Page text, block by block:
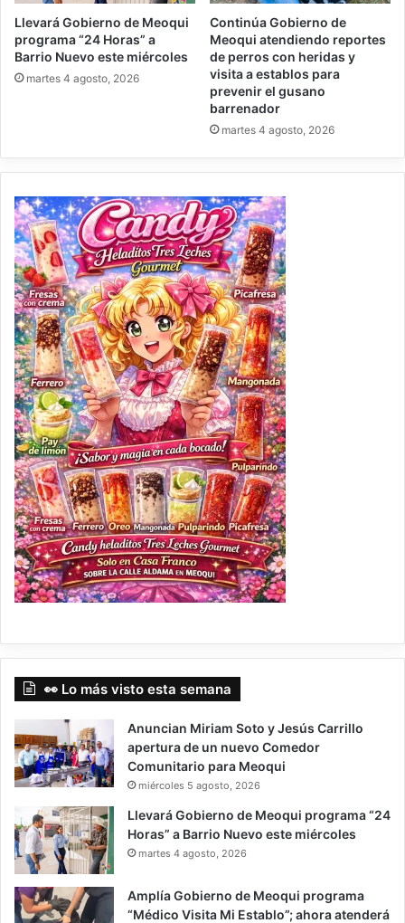
Llevará Gobierno de Meoqui
programa “24 Horas” a
Barrio Nuevo este miércoles
martes 4 agosto, 2026
Continúa Gobierno de
Meoqui atendiendo reportes
de perros con heridas y
visita a establos para
prevenir el gusano
barrenador
martes 4 agosto, 2026
👀 Lo más visto esta semana
Anuncian Miriam Soto y Jesús Carrillo
apertura de un nuevo Comedor
Comunitario para Meoqui
miércoles 5 agosto, 2026
Llevará Gobierno de Meoqui programa “24
Horas” a Barrio Nuevo este miércoles
martes 4 agosto, 2026
Amplía Gobierno de Meoqui programa
“Médico Visita Mi Establo”; ahora atenderá